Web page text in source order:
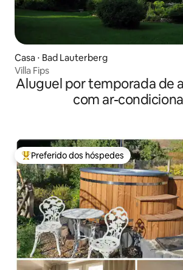
Casa ⋅ Bad Lauterberg
Villa Fips
Aluguel por temporada de
com ar-
Entre os melhores preferidos dos
Preferido dos hóspedes